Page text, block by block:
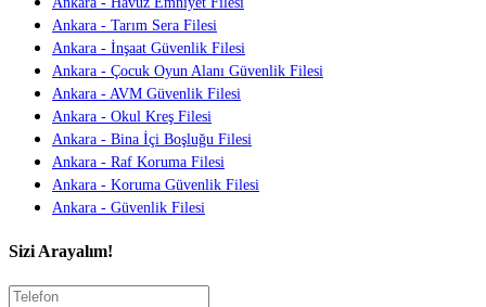
Ankara - Tarım Sera Filesi
Ankara - İnşaat Güvenlik Filesi
Ankara - Çocuk Oyun Alanı Güvenlik Filesi
Ankara - AVM Güvenlik Filesi
Ankara - Okul Kreş Filesi
Ankara - Bina İçi Boşluğu Filesi
Ankara - Raf Koruma Filesi
Ankara - Koruma Güvenlik Filesi
Ankara - Güvenlik Filesi
Sizi Arayalım!